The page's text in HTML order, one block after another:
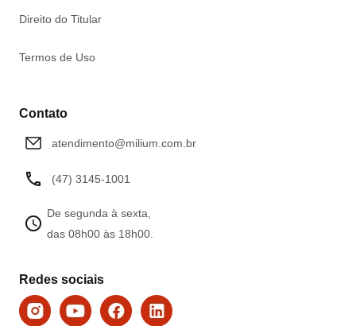
Direito do Titular
Termos de Uso
Contato
atendimento@milium.com.br
(47) 3145-1001
De segunda à sexta,
das 08h00 às 18h00.
Redes sociais